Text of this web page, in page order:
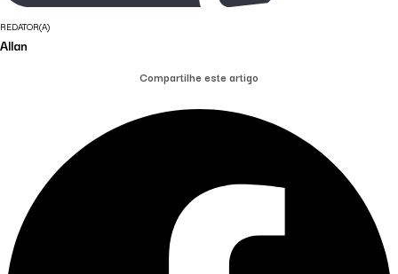
REDATOR(A)
Allan
Compartilhe este artigo